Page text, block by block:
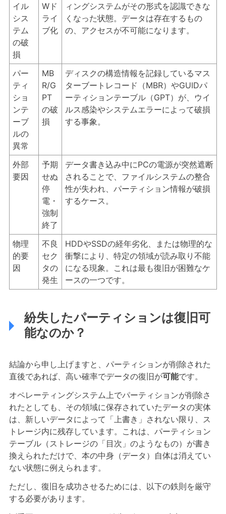
イル
シス
テム
の破
損
Wド
ライ
ブ化
ィングシステムがその形式を認識できな
くなった状態。データは存在するもの
の、アクセスが不可能になります。
パー
ティ
ショ
ンテ
ーブ
ルの
異常
MB
R/G
PT
の破
損
ディスクの構造情報を記録しているマス
ターブートレコード（MBR）やGUIDパ
ーティションテーブル（GPT）が、ウイ
ルス感染やシステムエラーによって破損
する事象。
外部
要因
予期
せぬ
停
電・
強制
終了
データ書き込み中にPCの電源が突然遮断
されることで、ファイルシステムの整合
性が失われ、パーティション情報が破損
するケース。
物理
的要
因
不良
セク
タの
発生
HDDやSSDの経年劣化、または物理的な
衝撃により、特定の領域が読み取り不能
になる現象。これは最も復旧が困難なケ
ースの一つです。
紛失したパーティションは復旧可
能なのか？
結論から申し上げますと、パーティションが削除された
直後であれば、高い確率でデータの復旧が可能です。
オペレーティングシステム上でパーティションが削除さ
れたとしても、その領域に保存されていたデータの実体
は、新しいデータによって「上書き」されない限り、ス
トレージ内に残存しています。これは、パーティション
テーブル（ストレージの「目次」のようなもの）が書き
換えられただけで、本の中身（データ）自体は消えてい
ない状態に例えられます。
ただし、復旧を成功させるためには、以下の鉄則を厳守
する必要があります。